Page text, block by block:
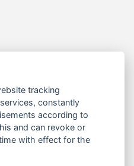
GmbH
tracking
constantly
according to
and can revoke or
with effect for the